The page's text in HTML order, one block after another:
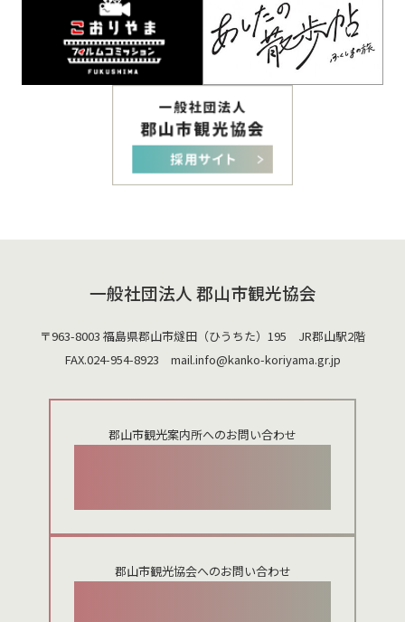
一般社団法人 郡山市観光協会
〒963-8003 福島県郡山市燧田（ひうちた）195 JR郡山駅2階
FAX.024-954-8923 mail.info@kanko-koriyama.gr.jp
郡山市観光案内所へのお問い合わせ
郡山市観光協会へのお問い合わせ